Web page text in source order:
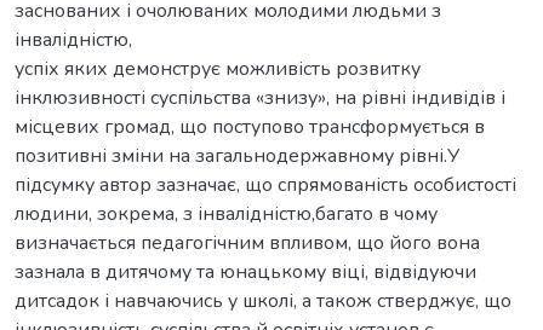
заснованих і очолюваних молодими людьми з
інвалідністю,
успіх яких демонструє можливість розвитку
інклюзивності суспільства «знизу», на рівні індивідів і
місцевих громад, що поступово трансформується в
позитивні зміни на загальнодержавному рівні.У
підсумку автор зазначає, що спрямованість особистості
людини, зокрема, з інвалідністю,багато в чому
визначається педагогічним впливом, що його вона
зазнала в дитячому та юнацькому віці, відвідуючи
дитсадок і навчаючись у школі, а також стверджує, що